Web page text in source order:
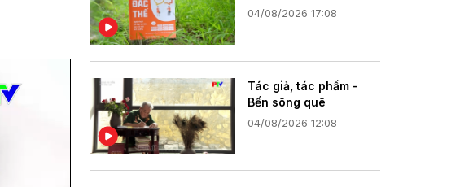
04/08/2026 17:08
Tác giả, tác phẩm -
Bến sông quê
04/08/2026 12:08